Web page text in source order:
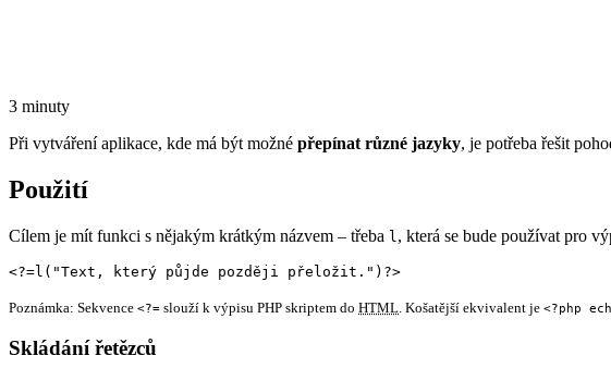
3 minuty
Při vytváření aplikace, kde má být možné přepínat různé jazyky, je potřeba řešit
Použití
Cílem je mít funkci s nějakým krátkým názvem – třeba l , která se bude používat pro
<?=l("Text, který půjde později přeložit.")?>
Poznámka: Sekvence <?= slouží k výpisu PHP skriptem do HTML . Košatější ekvivalent je <?php
Skládání řetězců